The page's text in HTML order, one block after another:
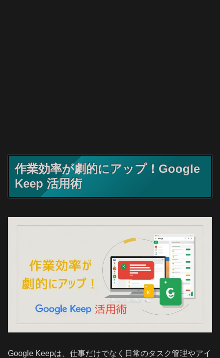
作業効率が劇的にアップ！Google
Keep 活用術
Google Keepは、仕事だけでなく日常のタスク管理やアイ